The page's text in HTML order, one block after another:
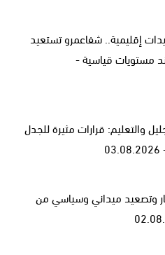
إقليمية.. شفاعمرو تستعيد
مستويات قياسية -
والتعليم: قرارات مثيرة للجدل
وتصعيد ميداني وسياسي من